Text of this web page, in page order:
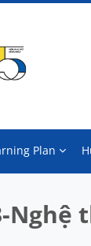
Plan